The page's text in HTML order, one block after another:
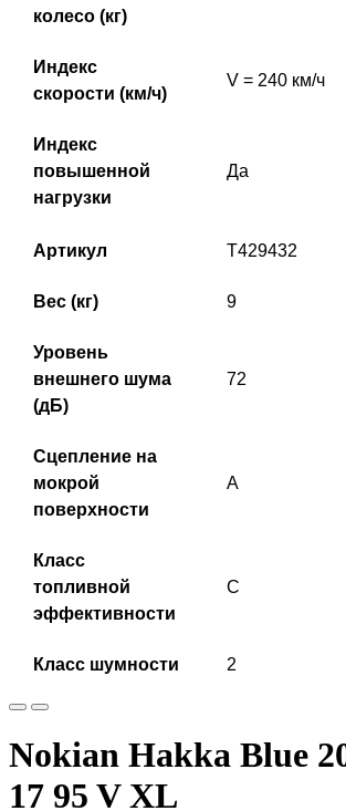
колесо (кг)
Индекс
скорости (км/ч)
V = 240 км/ч
Индекс
повышенной
нагрузки
Да
Артикул T429432
Вес (кг) 9
Уровень
внешнего шума
(дБ)
72
Сцепление на
мокрой
поверхности
A
Класс
топливной
эффективности
C
Класс шумности 2
Nokian Hakka Blue
17 95 V XL